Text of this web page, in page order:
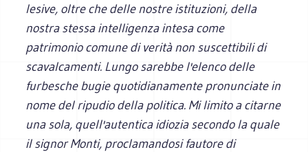
lesive, oltre che delle nostre istituzioni, della
nostra stessa intelligenza intesa come
patrimonio comune di verità non suscettibili di
scavalcamenti. Lungo sarebbe l'elenco delle
furbesche bugie quotidianamente pronunciate in
nome del ripudio della politica. Mi limito a citarne
una sola, quell'autentica idiozia secondo la quale
il signor Monti, proclamandosi fautore di